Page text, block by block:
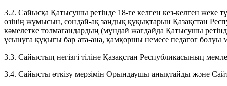
3.2. Сайысқа Қатысушы ретінде 18-ге келген кез-келген жеке
өзінің жұмысын, сондай-ақ заңдық құқықтарын Қазақстан
кәмелетке толмағандардың (мұндай жағдайда Қатысушы
ұсынуға құқығы бар ата-ана, қамқоршы немесе педагог
3.3. Сайыстың негізгі тіліне Қазақстан Республикасының
3.4. Сайысты өткізу мерзімін Орындаушы анықтайды және